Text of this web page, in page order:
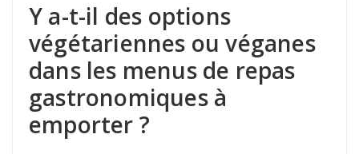
Y a-t-il des options
végétariennes ou véganes
dans les menus de repas
gastronomiques à
emporter ?